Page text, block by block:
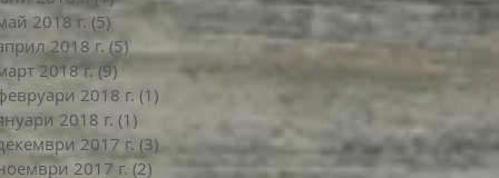
2018 г. (5) 5 публикации
2018 г. (5) 5 публикации
2018 г. (9)9 публикации
2018 г. (1)
2018 г. (1)
2017 г. (3)3 публикации
2017 г. (2) 2 публикации